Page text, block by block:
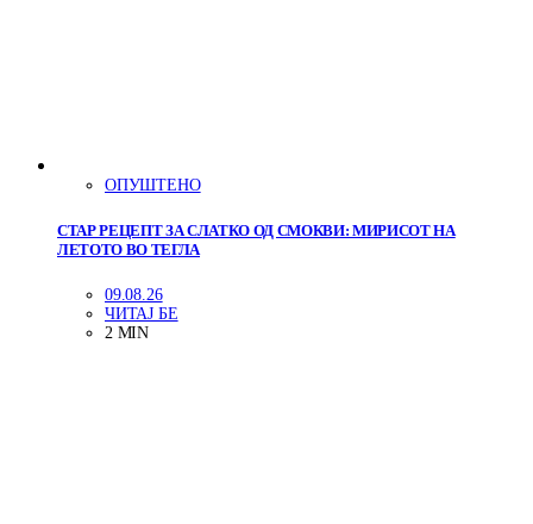
ОПУШТЕНО
СТАР РЕЦЕПТ ЗА СЛАТКО ОД СМОКВИ: МИРИСОТ НА
ЛЕТОТО ВО ТЕГЛА
09.08.26
ЧИТАЈ БЕ
2 MIN